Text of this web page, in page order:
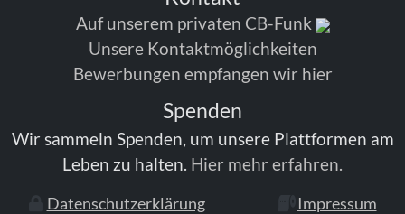
Auf unserem privaten CB-Funk
Unsere Kontaktmöglichkeiten
Bewerbungen empfangen wir hier
Spenden
Wir sammeln Spenden, um unsere Plattformen am
Leben zu halten. Hier mehr erfahren.
Datenschutzerklärung Impressum